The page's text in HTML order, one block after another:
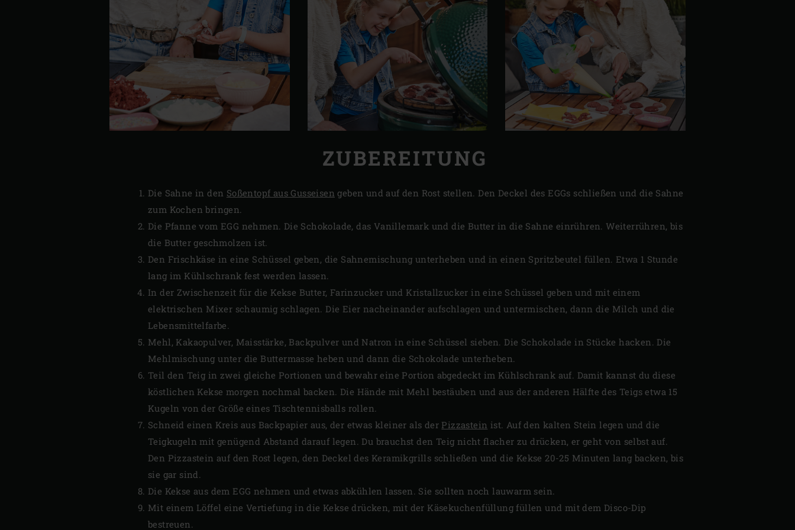
ZUBEREITUNG
Die Sahne in den Soßentopf aus Gusseisen geben und auf den Rost stellen. Den Deckel des EGGs schließen und die Sahne
zum Kochen bringen.
Die Pfanne vom EGG nehmen. Die Schokolade, das Vanillemark und die Butter in die Sahne einrühren. Weiterrühren, bis
die Butter geschmolzen ist.
Den Frischkäse in eine Schüssel geben, die Sahnemischung unterheben und in einen Spritzbeutel füllen. Etwa 1 Stunde
lang im Kühlschrank fest werden lassen.
In der Zwischenzeit für die Kekse Butter, Farinzucker und Kristallzucker in eine Schüssel geben und mit einem
elektrischen Mixer schaumig schlagen. Die Eier nacheinander aufschlagen und untermischen, dann die Milch und die
Lebensmittelfarbe.
Mehl, Kakaopulver, Maisstärke, Backpulver und Natron in eine Schüssel sieben. Die Schokolade in Stücke hacken. Die
Mehlmischung unter die Buttermasse heben und dann die Schokolade unterheben.
Teil den Teig in zwei gleiche Portionen und bewahr eine Portion abgedeckt im Kühlschrank auf. Damit kannst du diese
köstlichen Kekse morgen nochmal backen. Die Hände mit Mehl bestäuben und aus der anderen Hälfte des Teigs etwa 15
Kugeln von der Größe eines Tischtennisballs rollen.
Schneid einen Kreis aus Backpapier aus, der etwas kleiner als der Pizzastein ist. Auf den kalten Stein legen und die
Teigkugeln mit genügend Abstand darauf legen. Du brauchst den Teig nicht flacher zu drücken, er geht von selbst auf.
Den Pizzastein auf den Rost legen, den Deckel des Keramikgrills schließen und die Kekse 20-25 Minuten lang backen, bis
sie gar sind.
Die Kekse aus dem EGG nehmen und etwas abkühlen lassen. Sie sollten noch lauwarm sein.
Mit einem Löffel eine Vertiefung in die Kekse drücken, mit der Käsekuchenfüllung füllen und mit dem Disco-Dip
bestreuen.